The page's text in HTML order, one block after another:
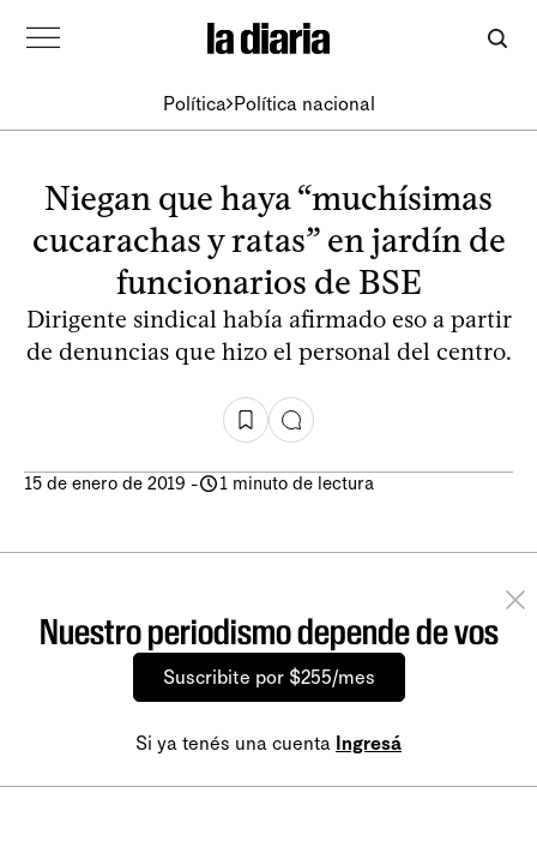
Política Política nacional
Niegan que haya “muchísimas
cucarachas y ratas” en jardín de
funcionarios de BSE
Dirigente sindical había afirmado eso a partir
de denuncias que hizo el personal del centro.
15 de enero de 2019 - 1 minuto de lectura
Nuestro periodismo depende de vos
Suscribite por $255/mes
Si ya tenés una cuenta Ingresá